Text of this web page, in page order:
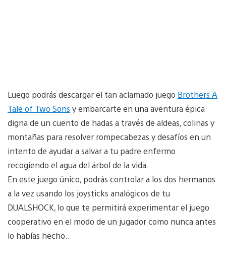
Luego podrás descargar el tan aclamado juego Brothers A
Tale of Two Sons y embarcarte en una aventura épica
digna de un cuento de hadas a través de aldeas, colinas y
montañas para resolver rompecabezas y desafíos en un
intento de ayudar a salvar a tu padre enfermo
recogiendo el agua del árbol de la vida.
En este juego único, podrás controlar a los dos hermanos
a la vez usando los joysticks analógicos de tu
DUALSHOCK, lo que te permitirá experimentar el juego
cooperativo en el modo de un jugador como nunca antes
lo habías hecho..